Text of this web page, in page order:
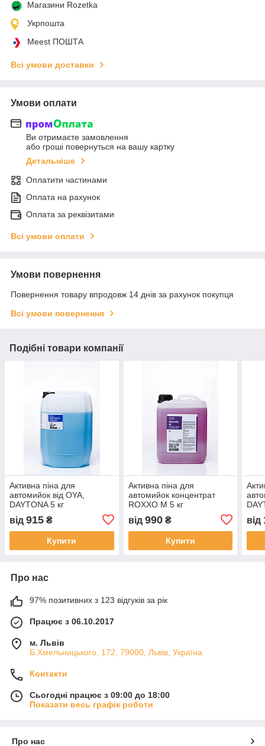
Магазини Rozetka
Укрпошта
Meest ПОШТА
Всі умови доставки
Умови оплати
Ви отримаєте замовлення
або гроші повернуться на вашу картку
Детальніше
Оплатити частинами
Оплата на рахунок
Оплата за реквізитами
Всі умови оплати
Умови повернення
Повернення товару впродовж 14 днів за рахунок покупця
Всі умови повернення
Подібні товари компанії
Активна піна для
автомийок від OYA,
DAYTONA 5 кг
від 915 ₴
Купити
Активна піна для
автомийок концентрат
ROXXO M 5 кг
від 990₴
Купити
від
Про нас
97% позитивних з 123 відгуків за рік
Працює з 06.10.2017
м. Львів
Б.Хмельницького, 172, 79000, Львів, Україна
Контакти
Сьогодні працює з 09:00 до 18:00
Показати весь графік роботи
Про нас